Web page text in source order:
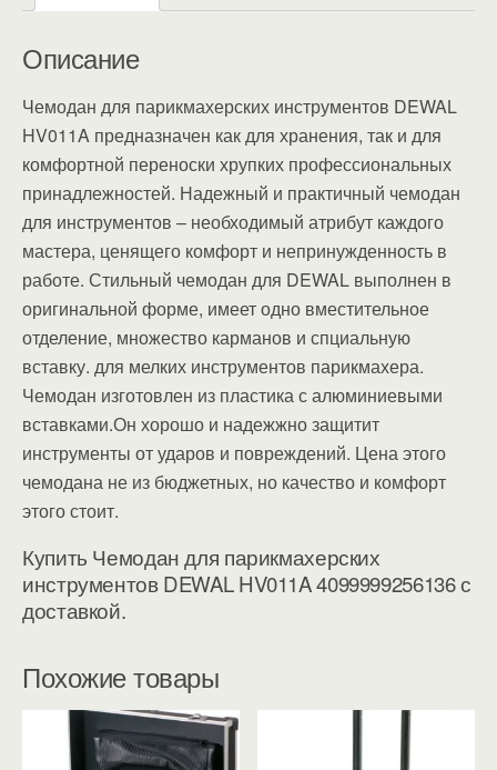
Описание
Чемодан для парикмахерских инструментов DEWAL
HV011A предназначен как для хранения, так и для
комфортной переноски хрупких профессиональных
принадлежностей. Надежный и практичный чемодан
для инструментов – необходимый атрибут каждого
мастера, ценящего комфорт и непринужденность в
работе. Стильный чемодан для DEWAL выполнен в
оригинальной форме, имеет одно вместительное
отделение, множество карманов и спциальную
вставку. для мелких инструментов парикмахера.
Чемодан изготовлен из пластика с алюминиевыми
вставками.Он хорошо и надежжно защитит
инструменты от ударов и повреждений. Цена этого
чемодана не из бюджетных, но качество и комфорт
этого стоит.
Купить Чемодан для парикмахерских
инструментов DEWAL HV011A 4099999256136 с
доставкой.
Похожие товары